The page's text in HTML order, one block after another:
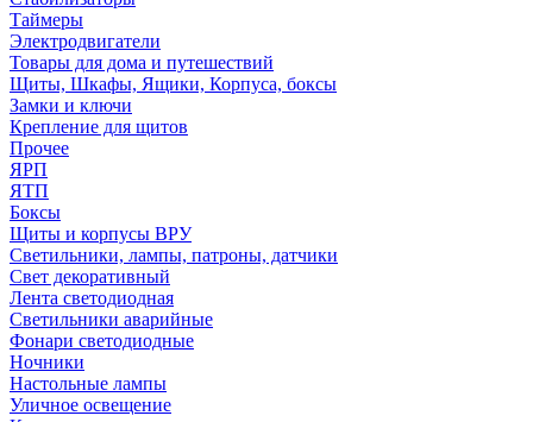
Таймеры
Электродвигатели
Товары для дома и путешествий
Щиты, Шкафы, Ящики, Корпуса, боксы
Замки и ключи
Крепление для щитов
Прочее
ЯРП
ЯТП
Боксы
Щиты и корпусы ВРУ
Светильники, лампы, патроны, датчики
Свет декоративный
Лента светодиодная
Светильники аварийные
Фонари светодиодные
Ночники
Настольные лампы
Уличное освещение